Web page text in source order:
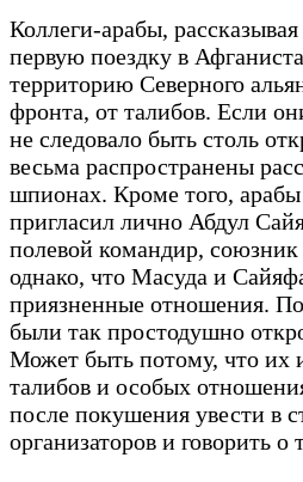
Коллеги-арабы,
первую поездку в
территорию Северного
фронта, от талибов. Если
не следовало быть столь
весьма распространены
шпионах. Кроме того, арабы
пригласил лично Абдул
полевой командир,
однако, что Масуда и
приязненные отношения.
были так простодушно
Может быть потому, что их
талибов и особых
после покушения увести в
организаторов и говорить